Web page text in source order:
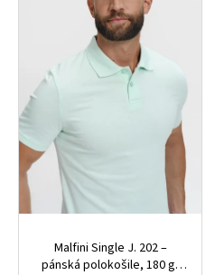
o
d
u
k
ů
Malfini Single J. 202 –
pánská polokošile, 180 g,